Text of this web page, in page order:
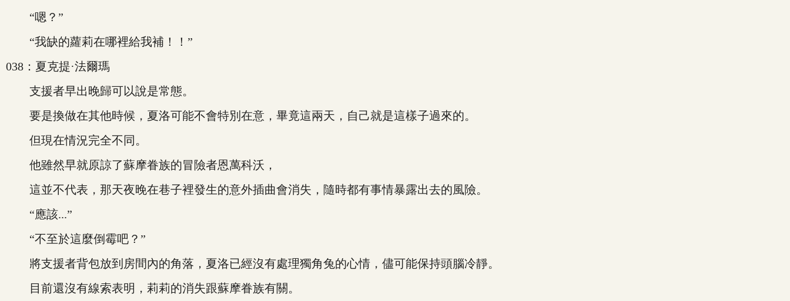
“嗯？”
“我缺的蘿莉在哪裡給我補！！”
038：夏克提·法爾瑪
支援者早出晚歸可以說是常態。
要是換做在其他時候，夏洛可能不會特別在意，畢竟這兩天，自己就是這樣子過來的。
但現在情況完全不同。
他雖然早就原諒了蘇摩眷族的冒險者恩萬科沃，
這並不代表，那天夜晚在巷子裡發生的意外插曲會消失，隨時都有事情暴露出去的風險。
“應該...”
“不至於這麼倒霉吧？”
將支援者背包放到房間內的角落，夏洛已經沒有處理獨角兔的心情，儘可能保持頭腦冷靜。
目前還沒有線索表明，莉莉的消失跟蘇摩眷族有關。